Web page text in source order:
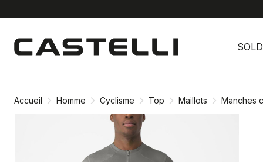
contenu
Accueil Homme Cyclisme Top Maillots Manches